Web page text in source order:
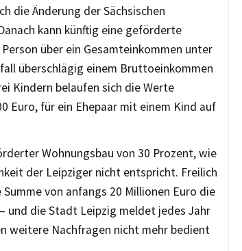
die Änderung der Sächsischen
kann künftig eine geförderte
über ein Gesamteinkommen unter
überschlägig einem Bruttoeinkommen
Kindern belaufen sich die Werte
Euro, für ein Ehepaar mit einem Kind auf
Wohnungsbau von 30 Prozent, wie
der Leipziger nicht entspricht. Freilich
von anfangs 20 Millionen Euro die
und die Stadt Leipzig meldet jedes Jahr
weitere Nachfragen nicht mehr bedient